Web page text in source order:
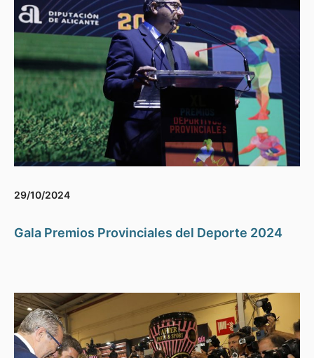
29/10/2024
Gala Premios Provinciales del Deporte 2024